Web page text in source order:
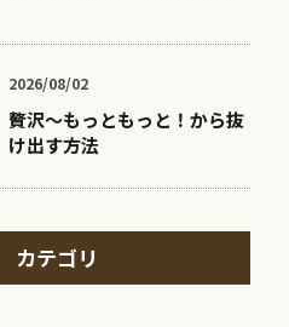
2026/08/02
贅沢〜もっともっと！から抜
け出す方法
カテゴリ